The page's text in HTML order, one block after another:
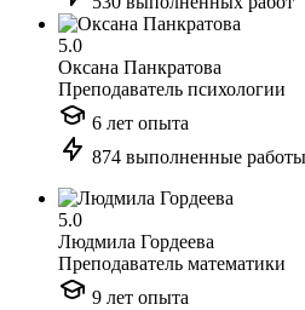
5.0
Оксана Панкратова
Преподаватель психологии
6 лет опыта
874 выполненные работы
5.0
Людмила Гордеева
Преподаватель математики
9 лет опыта